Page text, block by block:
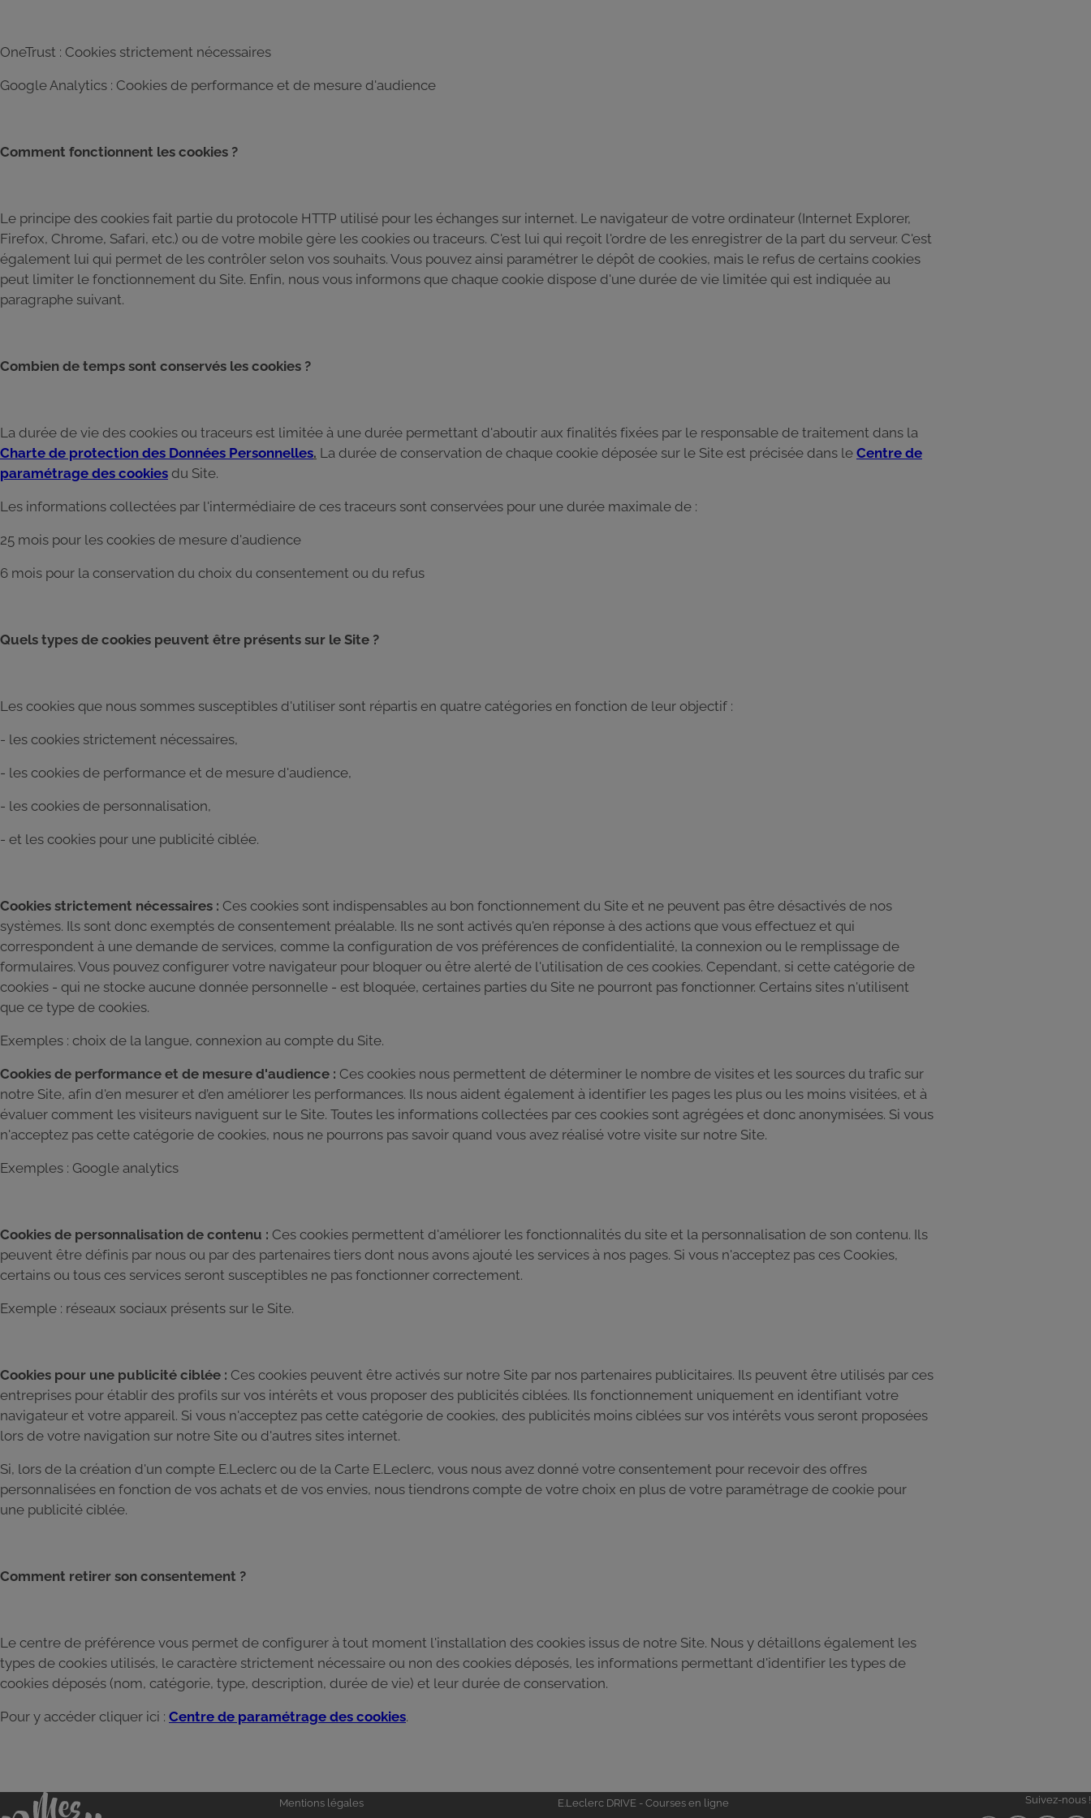
OneTrust : Cookies strictement nécessaires
Google Analytics : Cookies de performance et de mesure d'audience
Comment fonctionnent les cookies ?
Le principe des cookies fait partie du protocole HTTP utilisé pour les échanges sur internet. Le navigateur de votre ordinateur (Internet Explorer,
Firefox, Chrome, Safari, etc.) ou de votre mobile gère les cookies ou traceurs. C'est lui qui reçoit l'ordre de les enregistrer de la part du serveur. C'est
également lui qui permet de les contrôler selon vos souhaits. Vous pouvez ainsi paramétrer le dépôt de cookies, mais le refus de certains cookies
peut limiter le fonctionnement du Site. Enfin, nous vous informons que chaque cookie dispose d'une durée de vie limitée qui est indiquée au
paragraphe suivant.
Combien de temps sont conservés les cookies ?
La durée de vie des cookies ou traceurs est limitée à une durée permettant d'aboutir aux finalités fixées par le responsable de traitement dans la
Charte de protection des Données Personnelles. La durée de conservation de chaque cookie déposée sur le Site est précisée dans le Centre de
paramétrage des cookies du Site.
Les informations collectées par l'intermédiaire de ces traceurs sont conservées pour une durée maximale de :
25 mois pour les cookies de mesure d'audience
6 mois pour la conservation du choix du consentement ou du refus
Quels types de cookies peuvent être présents sur le Site ?
Les cookies que nous sommes susceptibles d'utiliser sont répartis en quatre catégories en fonction de leur objectif :
- les cookies strictement nécessaires,
- les cookies de performance et de mesure d'audience,
- les cookies de personnalisation,
- et les cookies pour une publicité ciblée.
Cookies strictement nécessaires : Ces cookies sont indispensables au bon fonctionnement du Site et ne peuvent pas être désactivés de nos
systèmes. Ils sont donc exemptés de consentement préalable. Ils ne sont activés qu'en réponse à des actions que vous effectuez et qui
correspondent à une demande de services, comme la configuration de vos préférences de confidentialité, la connexion ou le remplissage de
formulaires. Vous pouvez configurer votre navigateur pour bloquer ou être alerté de l'utilisation de ces cookies. Cependant, si cette catégorie de
cookies - qui ne stocke aucune donnée personnelle - est bloquée, certaines parties du Site ne pourront pas fonctionner. Certains sites n'utilisent
que ce type de cookies.
Exemples : choix de la langue, connexion au compte du Site.
Cookies de performance et de mesure d'audience : Ces cookies nous permettent de déterminer le nombre de visites et les sources du trafic sur
notre Site, afin d'en mesurer et d’en améliorer les performances. Ils nous aident également à identifier les pages les plus ou les moins visitées, et à
évaluer comment les visiteurs naviguent sur le Site. Toutes les informations collectées par ces cookies sont agrégées et donc anonymisées. Si vous
n'acceptez pas cette catégorie de cookies, nous ne pourrons pas savoir quand vous avez réalisé votre visite sur notre Site.
Exemples : Google analytics
Cookies de personnalisation de contenu : Ces cookies permettent d'améliorer les fonctionnalités du site et la personnalisation de son contenu. Ils
peuvent être définis par nous ou par des partenaires tiers dont nous avons ajouté les services à nos pages. Si vous n'acceptez pas ces Cookies,
certains ou tous ces services seront susceptibles ne pas fonctionner correctement.
Exemple : réseaux sociaux présents sur le Site.
Cookies pour une publicité ciblée : Ces cookies peuvent être activés sur notre Site par nos partenaires publicitaires. Ils peuvent être utilisés par ces
entreprises pour établir des profils sur vos intérêts et vous proposer des publicités ciblées. Ils fonctionnement uniquement en identifiant votre
navigateur et votre appareil. Si vous n'acceptez pas cette catégorie de cookies, des publicités moins ciblées sur vos intérêts vous seront proposées
lors de votre navigation sur notre Site ou d'autres sites internet.
Si, lors de la création d'un compte E.Leclerc ou de la Carte E.Leclerc, vous nous avez donné votre consentement pour recevoir des offres
personnalisées en fonction de vos achats et de vos envies, nous tiendrons compte de votre choix en plus de votre paramétrage de cookie pour
une publicité ciblée.
Comment retirer son consentement ?
Le centre de préférence vous permet de configurer à tout moment l'installation des cookies issus de notre Site. Nous y détaillons également les
types de cookies utilisés, le caractère strictement nécessaire ou non des cookies déposés, les informations permettant d'identifier les types de
cookies déposés (nom, catégorie, type, description, durée de vie) et leur durée de conservation.
Pour y accéder cliquer ici : Centre de paramétrage des cookies.
Accueil Liens
Mentions légales Univers
E.Leclerc DRIVE - Courses en ligne Suivez-nous !